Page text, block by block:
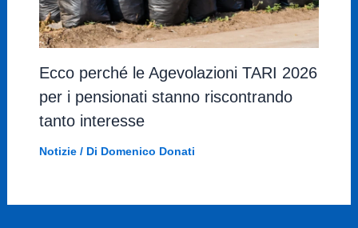
Ecco perché le Agevolazioni TARI 2026
per i pensionati stanno riscontrando
tanto interesse
Notizie/ Di Domenico Donati